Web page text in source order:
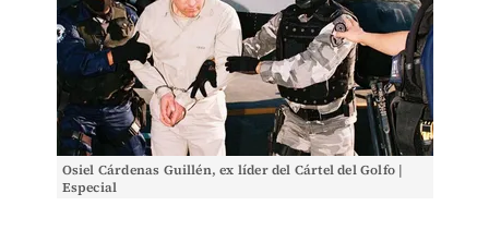
Osiel Cárdenas Guillén, ex líder del Cártel del Golfo |
Especial